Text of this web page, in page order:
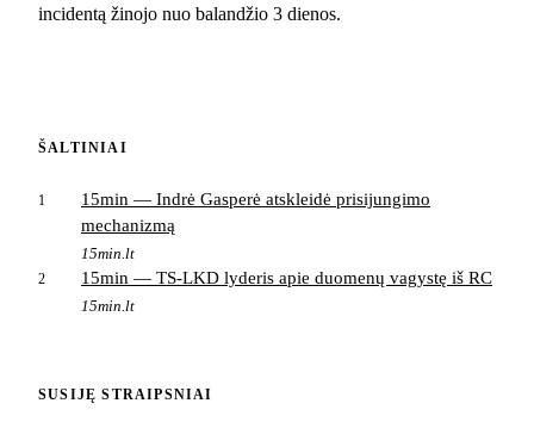
incidentą žinojo nuo balandžio 3 dienos.
ŠALTINIAI
1
15min — Indrė Gasperė atskleidė prisijungimo
mechanizmą
15min.lt
2 15min — TS-LKD lyderis apie duomenų vagystę iš RC
15min.lt
SUSIJĘ STRAIPSNIAI